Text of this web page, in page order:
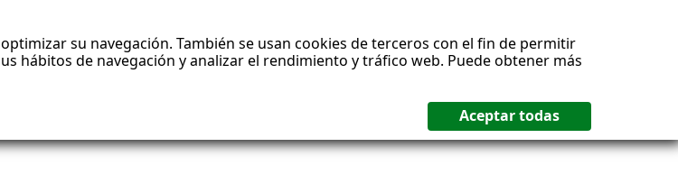
su navegación. También se usan cookies de terceros con el fin de permitir
hábitos de navegación y analizar el rendimiento y tráfico web. Puede obtener más